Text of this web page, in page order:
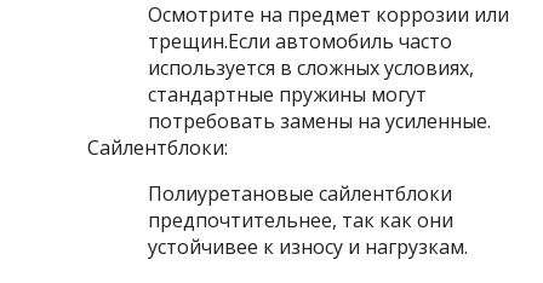
Осмотрите на предмет коррозии или
трещин.Если автомобиль часто
используется в сложных условиях,
стандартные пружины могут
потребовать замены на усиленные.
Сайлентблоки:
Полиуретановые сайлентблоки
предпочтительнее, так как они
устойчивее к износу и нагрузкам.